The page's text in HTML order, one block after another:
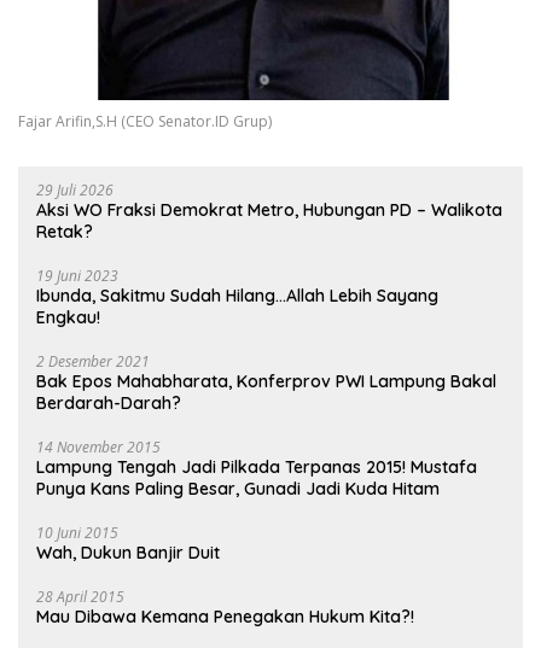
Fajar Arifin,S.H (CEO Senator.ID Grup)
29 Juli 2026
Aksi WO Fraksi Demokrat Metro, Hubungan PD – Walikota
Retak?
19 Juni 2023
Ibunda, Sakitmu Sudah Hilang…Allah Lebih Sayang
Engkau!
2 Desember 2021
Bak Epos Mahabharata, Konferprov PWI Lampung Bakal
Berdarah-Darah?
14 November 2015
Lampung Tengah Jadi Pilkada Terpanas 2015! Mustafa
Punya Kans Paling Besar, Gunadi Jadi Kuda Hitam
10 Juni 2015
Wah, Dukun Banjir Duit
28 April 2015
Mau Dibawa Kemana Penegakan Hukum Kita?!